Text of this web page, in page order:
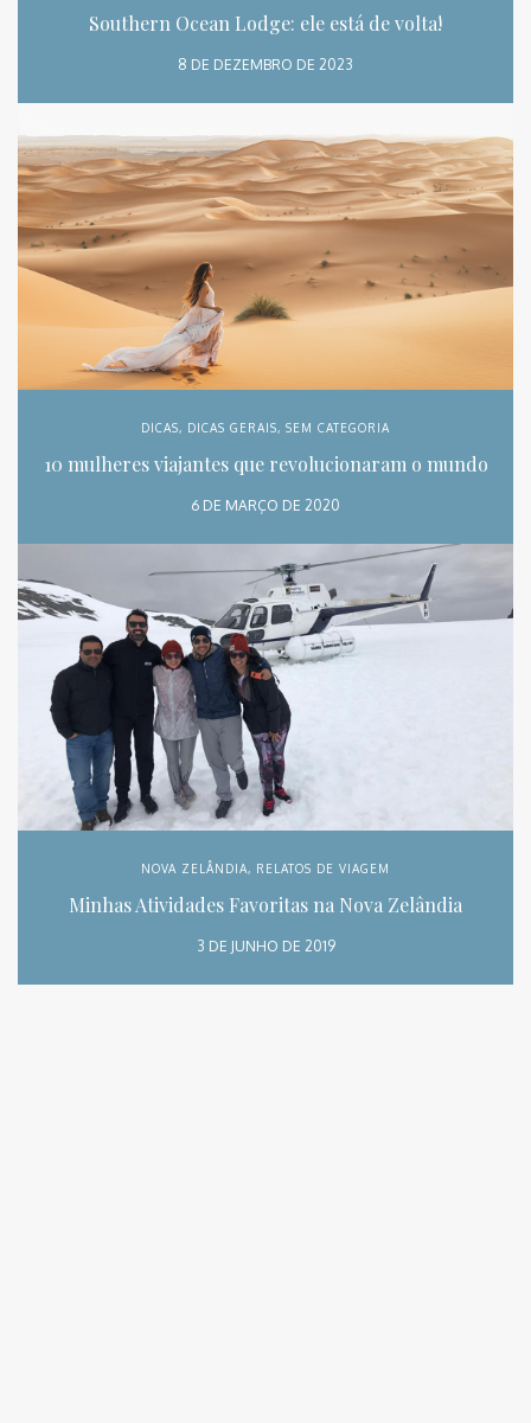
Southern Ocean Lodge: ele está de volta!
8 DE DEZEMBRO DE 2023
DICAS, DICAS GERAIS, SEM CATEGORIA
10 mulheres viajantes que revolucionaram o mundo
6 DE MARÇO DE 2020
NOVA ZELÂNDIA, RELATOS DE VIAGEM
Minhas Atividades Favoritas na Nova Zelândia
3 DE JUNHO DE 2019